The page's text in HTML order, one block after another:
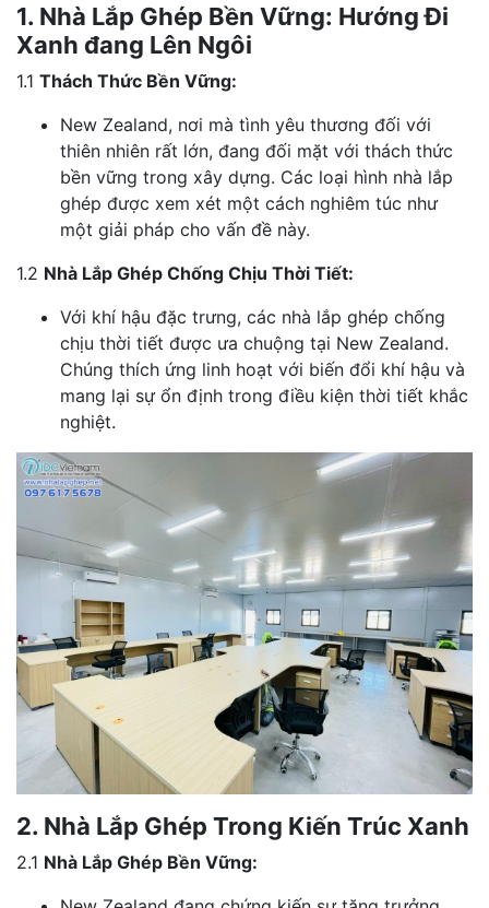
1. Nhà Lắp Ghép Bền Vững: Hướng Đi
Xanh đang Lên Ngôi
1.1 Thách Thức Bền Vững:
New Zealand, nơi mà tình yêu thương đối với
thiên nhiên rất lớn, đang đối mặt với thách thức
bền vững trong xây dựng. Các loại hình nhà lắp
ghép được xem xét một cách nghiêm túc như
một giải pháp cho vấn đề này.
1.2 Nhà Lắp Ghép Chống Chịu Thời Tiết:
Với khí hậu đặc trưng, các nhà lắp ghép chống
chịu thời tiết được ưa chuộng tại New Zealand.
Chúng thích ứng linh hoạt với biến đổi khí hậu và
mang lại sự ổn định trong điều kiện thời tiết khắc
nghiệt.
2. Nhà Lắp Ghép Trong Kiến Trúc Xanh
2.1 Nhà Lắp Ghép Bền Vững: